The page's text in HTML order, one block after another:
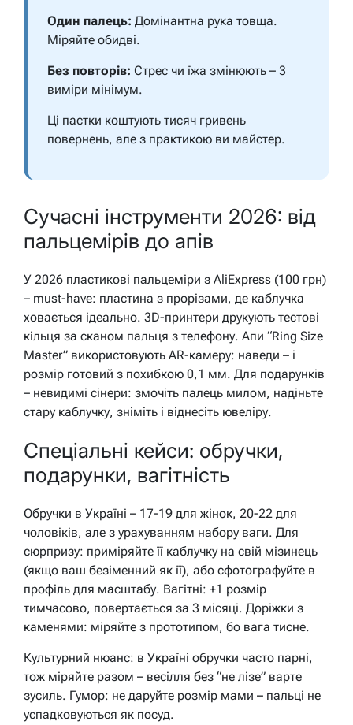
Один палець: Домінантна рука товща.
Міряйте обидві.
Без повторів: Стрес чи їжа змінюють – 3
виміри мінімум.
Ці пастки коштують тисяч гривень
повернень, але з практикою ви майстер.
Сучасні інструменти 2026: від
пальцемірів до апів
У 2026 пластикові пальцеміри з AliExpress (100 грн)
– must-have: пластина з прорізами, де каблучка
ховається ідеально. 3D-принтери друкують тестові
кільця за сканом пальця з телефону. Апи “Ring Size
Master” використовують AR-камеру: наведи – і
розмір готовий з похибкою 0,1 мм. Для подарунків
– невидимі сінери: змочіть палець милом, надіньте
стару каблучку, зніміть і віднесіть ювеліру.
Спеціальні кейси: обручки,
подарунки, вагітність
Обручки в Україні – 17-19 для жінок, 20-22 для
чоловіків, але з урахуванням набору ваги. Для
сюрпризу: приміряйте її каблучку на свій мізинець
(якщо ваш безіменний як її), або сфотографуйте в
профіль для масштабу. Вагітні: +1 розмір
тимчасово, повертається за 3 місяці. Доріжки з
каменями: міряйте з прототипом, бо вага тисне.
Культурний нюанс: в Україні обручки часто парні,
тож міряйте разом – весілля без “не лізе” варте
зусиль. Гумор: не даруйте розмір мами – пальці не
успадковуються як посуд.